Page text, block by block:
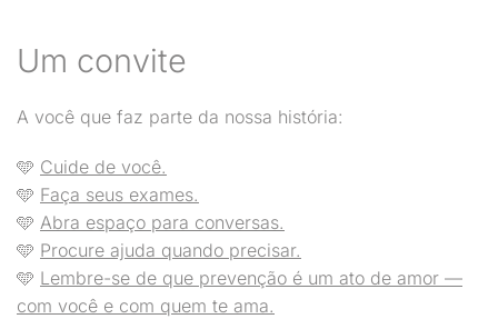
Um convite
A você que faz parte da nossa história:
🩵 Cuide de você.
🩵 Faça seus exames.
🩵 Abra espaço para conversas.
🩵 Procure ajuda quando precisar.
🩵 Lembre-se de que prevenção é um ato de amor —
com você e com quem te ama.